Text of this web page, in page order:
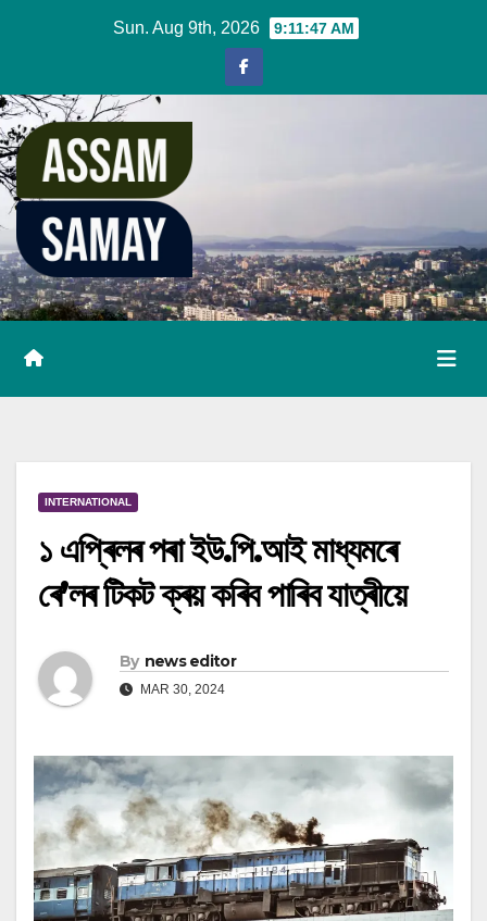
Sun. Aug 9th, 2026 9:11:48 AM
INTERNATIONAL
১ এপ্ৰিলৰ পৰা ইউ.পি.আই মাধ্যমৰে
ৰে’লৰ টিকট ক্ৰয় কৰিব পাৰিব যাত্ৰীয়ে
By news editor
MAR 30, 2024